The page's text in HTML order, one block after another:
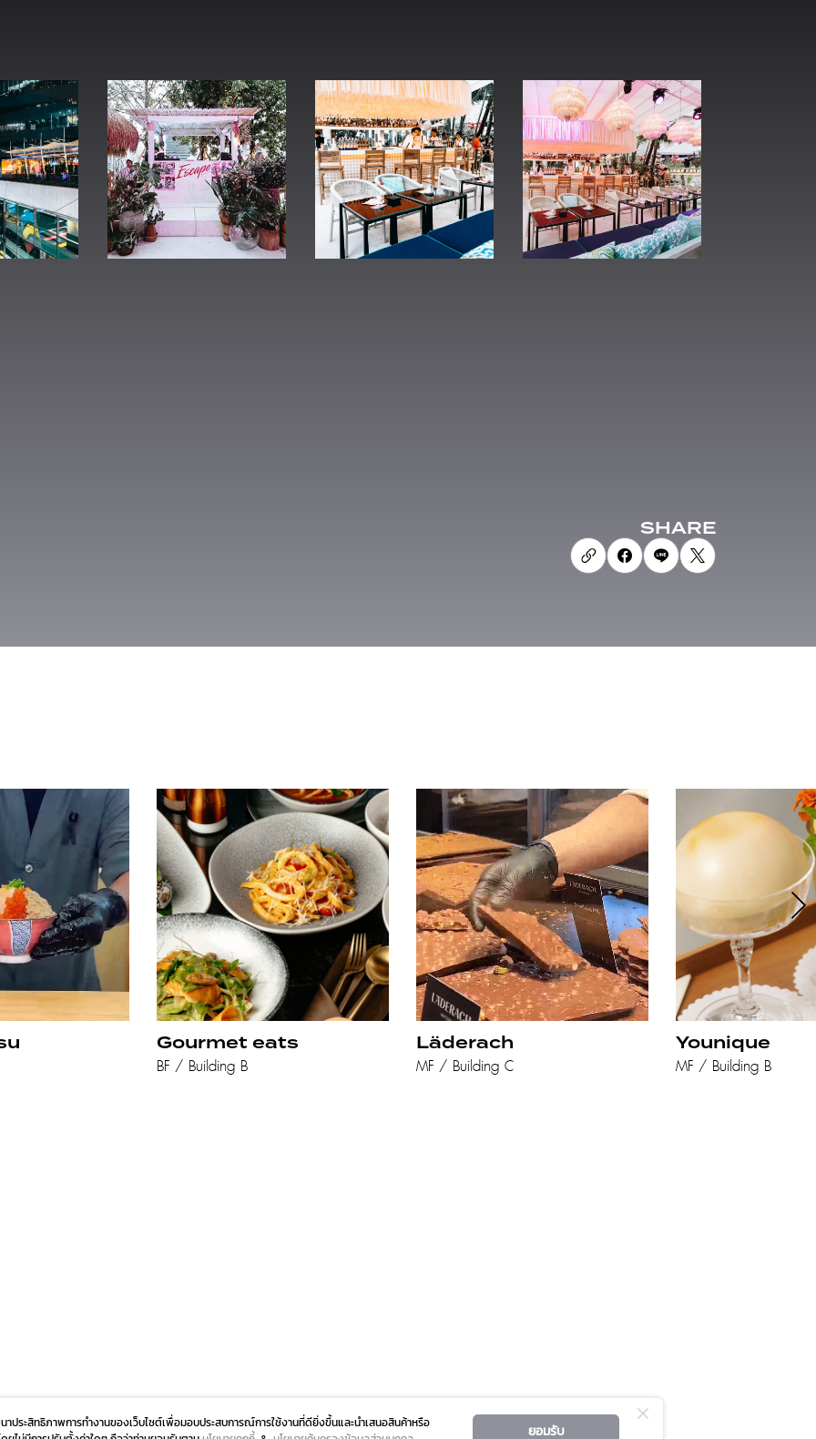
ประสิทธิภาพการทำงานของเว็บไซต์เพื่อมอบประสบการณ์การใช้งานที่ดียิ่งขึ้นและนำเสนอสินค้าหรือ
ยอมรับ
SHARE
Gourmet eats
BF / Building B
Läderach
MF / Building C
Younique
MF / Building B